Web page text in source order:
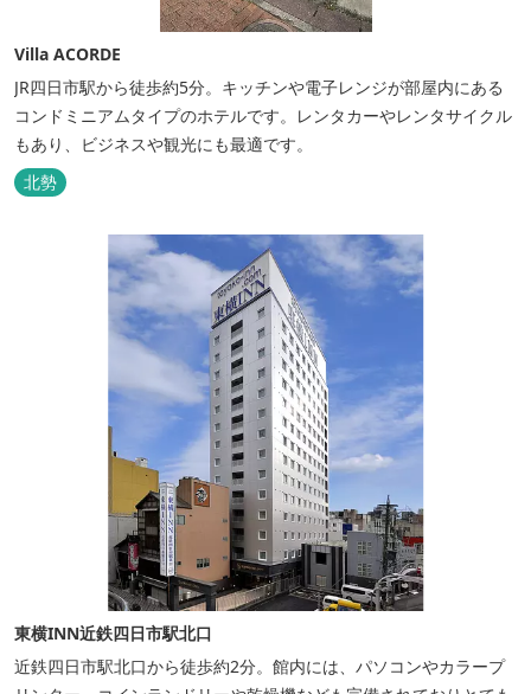
Villa ACORDE
JR四日市駅から徒歩約5分。キッチンや電子レンジが部屋内にある
コンドミニアムタイプのホテルです。レンタカーやレンタサイクル
もあり、ビジネスや観光にも最適です。
北勢
東横INN近鉄四日市駅北口
近鉄四日市駅北口から徒歩約2分。館内には、パソコンやカラープ